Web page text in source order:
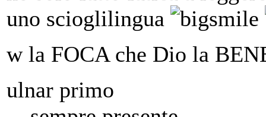
uno scioglilingua
w la FOCA che Dio la
ulnar primo